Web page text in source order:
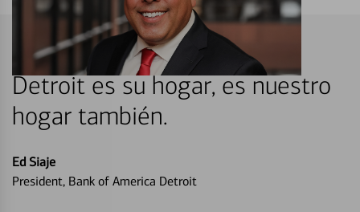
Detroit es su hogar, es nuestro
hogar también.
Ed Siaje
President, Bank of America Detroit